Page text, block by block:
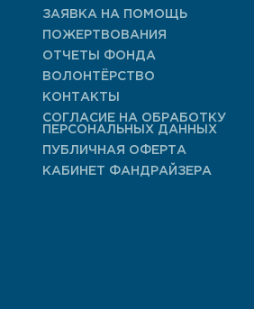
ЗАЯВКА НА ПОМОЩЬ
ПОЖЕРТВОВАНИЯ
ОТЧЕТЫ ФОНДА
ВОЛОНТЁРСТВО
КОНТАКТЫ
СОГЛАСИЕ НА ОБРАБОТКУ
ПЕРСОНАЛЬНЫХ ДАННЫХ
ПУБЛИЧНАЯ ОФЕРТА
КАБИНЕТ ФАНДРАЙЗЕРА